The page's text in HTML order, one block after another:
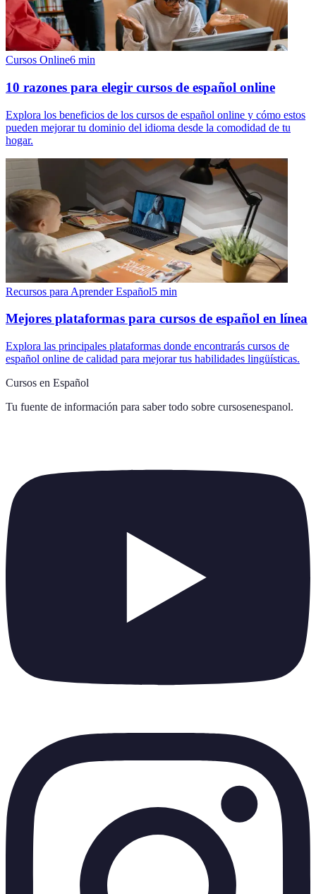
Cursos Online6 min
10 razones para elegir cursos de español online
Explora los beneficios de los cursos de español online y cómo estos
pueden mejorar tu dominio del idioma desde la comodidad de tu
hogar.
Recursos para Aprender Español5 min
Mejores plataformas para cursos de español en línea
Explora las principales plataformas donde encontrarás cursos de
español online de calidad para mejorar tus habilidades lingüísticas.
Cursos en Español
Tu fuente de información para saber todo sobre cursosenespanol.